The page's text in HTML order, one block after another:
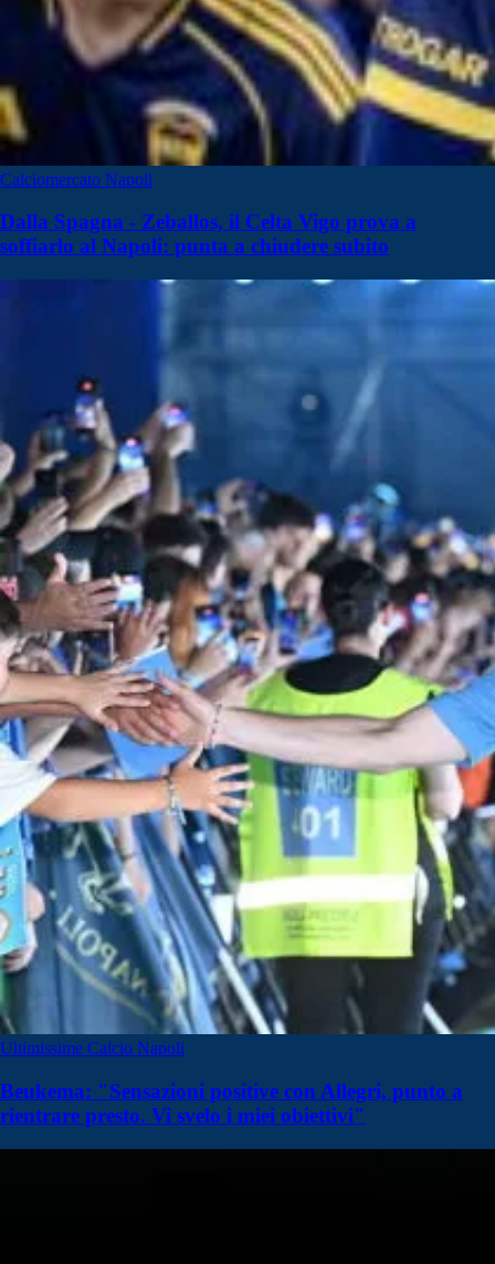
Calciomercato Napoli
Dalla Spagna - Zeballos, il Celta Vigo prova a
soffiarlo al Napoli: punta a chiudere subito
Ultimissime Calcio Napoli
Beukema: "Sensazioni positive con Allegri, punto a
rientrare presto. Vi svelo i miei obiettivi"